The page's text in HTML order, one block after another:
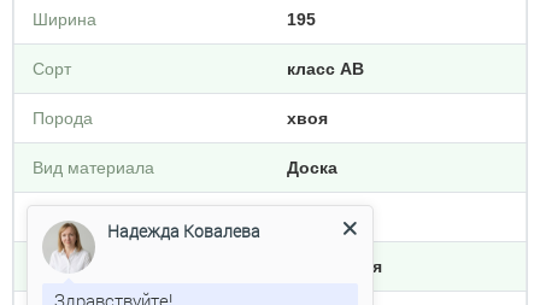
Ширина 195
Сорт класс АВ
Порода хвоя
Вид материала Доска
Влажность
Тип обработки строганная